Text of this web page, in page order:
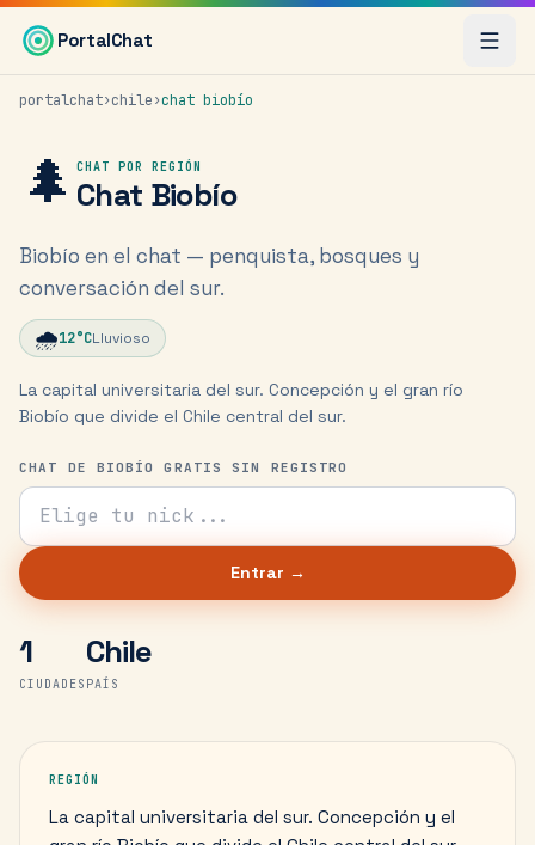
Saltar al contenido principal
PortalChat
portalchat›chile›chat biobío
🌲 CHAT POR REGIÓN
Chat Biobío
Biobío en el chat — penquista, bosques y
conversación del sur.
🌧️12°CLluvioso
La capital universitaria del sur. Concepción y el gran río
Biobío que divide el Chile central del sur.
CHAT DE BIOBÍO GRATIS SIN REGISTRO
Tu nick para el chat
Entrar →
1
CIUDADES
Chile
PAÍS
REGIÓN
La capital universitaria del sur. Concepción y el